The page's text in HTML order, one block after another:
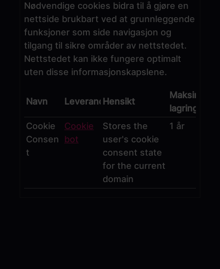
Nødvendige cookies bidra til å gjøre en
nettside brukbart ved at grunnleggende
funksjoner som side navigasjon og
tilgang til sikre områder av nettstedet.
Nettstedet kan ikke fungere optimalt
uten disse informasjonskapslene.
Navn LeverandørHensikt
Maksimal
Cookie
Consen
t
Cookie
bot
Stores the
user's cookie
consent state
for the current
domain
1 år